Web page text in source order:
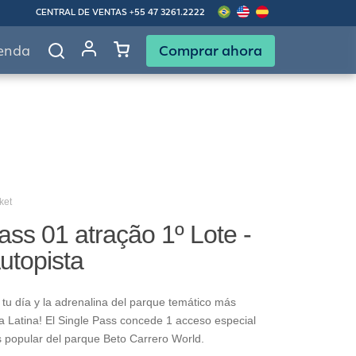
CENTRAL DE VENTAS +55 47 3261.2222
Comprar ahora
01 atração 1º Lote -
tu día y la adrenalina del parque temático más
Latina! El Single Pass concede 1 acceso especial
del parque Beto Carrero World.